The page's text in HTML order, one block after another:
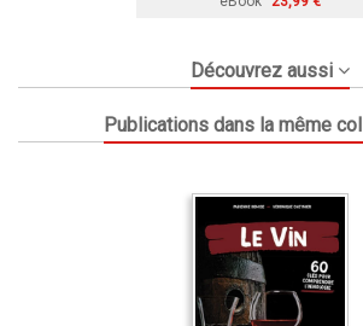
Découvrez aussi
Publications dans la même